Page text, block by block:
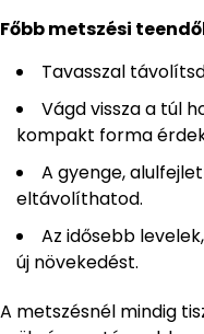
Főbb metszési
Tavasszal
Vágd vissza a túl
kompakt forma
A gyenge,
eltávolíthatod.
Az idősebb
új növekedést.
A metszésnél mindig